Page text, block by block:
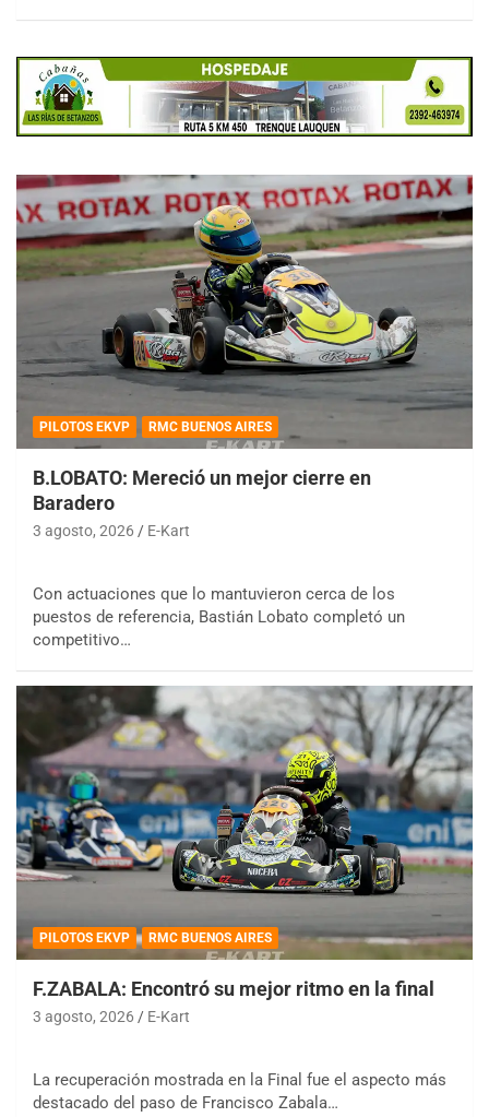
PILOTOS EKVP RMC BUENOS AIRES
B.LOBATO: Mereció un mejor cierre en
Baradero
3 agosto, 2026 E-Kart
Con actuaciones que lo mantuvieron cerca de los
puestos de referencia, Bastián Lobato completó un
competitivo…
PILOTOS EKVP RMC BUENOS AIRES
F.ZABALA: Encontró su mejor ritmo en la final
3 agosto, 2026 E-Kart
La recuperación mostrada en la Final fue el aspecto más
destacado del paso de Francisco Zabala…